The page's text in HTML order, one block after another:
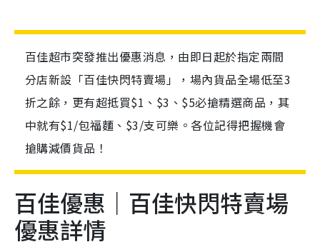
百佳超市突發推出優惠消息，由即日起於指定兩間
分店新設「百佳快閃特賣場」，場內貨品全場低至3
折之餘，更有超抵買$1、$3、$5必搶精選商品，其
中就有$1/包福麵、$3/支可樂。各位記得把握機會
搶購減價貨品！
百佳優惠｜百佳快閃特賣場
優惠詳情